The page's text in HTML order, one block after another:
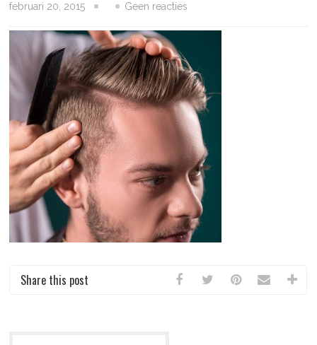
februari 20, 2015 Geen reacties
Share this post